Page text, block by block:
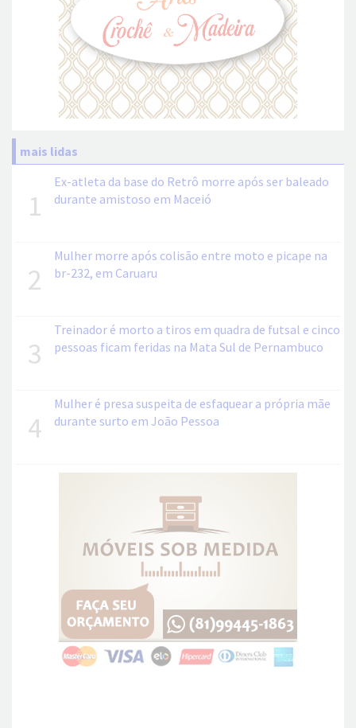
mais lidas
1
Ex-atleta da base do Retrô morre após ser baleado
durante amistoso em Maceió
2
Mulher morre após colisão entre moto e picape na
br-232, em Caruaru
3
Treinador é morto a tiros em quadra de futsal e cinco
pessoas ficam feridas na Mata Sul de Pernambuco
4
Mulher é presa suspeita de esfaquear a própria mãe
durante surto em João Pessoa